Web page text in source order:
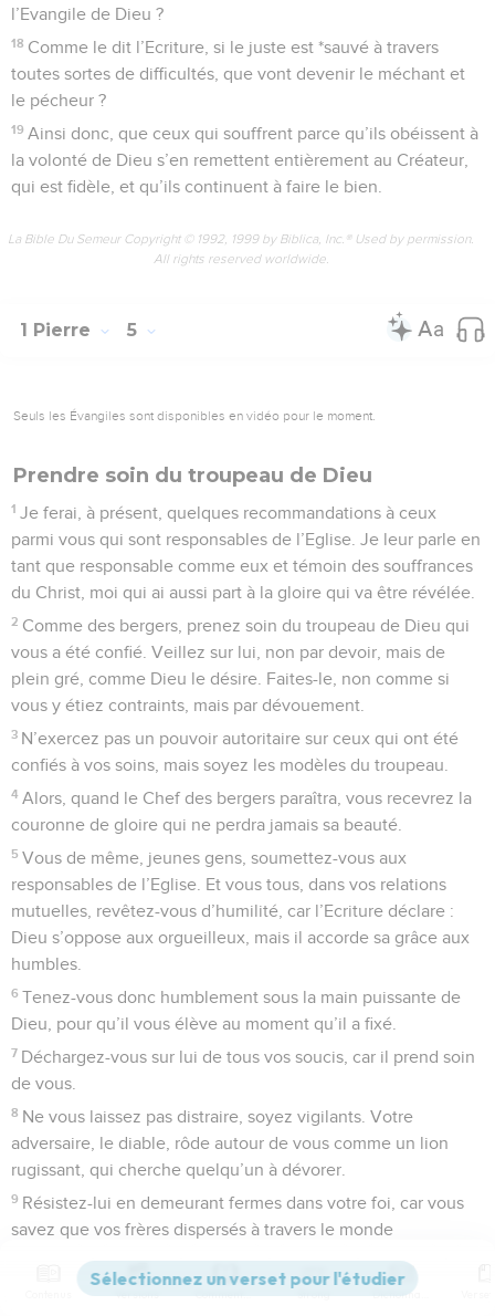
l’Evangile de Dieu ?
18 Comme le dit l’Ecriture, si le juste est *sauvé à travers
toutes sortes de difficultés, que vont devenir le méchant et
le pécheur ?
19 Ainsi donc, que ceux qui souffrent parce qu’ils obéissent à
la volonté de Dieu s’en remettent entièrement au Créateur,
qui est fidèle, et qu’ils continuent à faire le bien.
La Bible Du Semeur Copyright © 1992, 1999 by Biblica, Inc.® Used by permission.
All rights reserved worldwide.
1 Pierre 5
Seuls les Évangiles sont disponibles en vidéo pour le moment.
Prendre soin du troupeau de Dieu
1 Je ferai, à présent, quelques recommandations à ceux
parmi vous qui sont responsables de l’Eglise. Je leur parle en
tant que responsable comme eux et témoin des souffrances
du Christ, moi qui ai aussi part à la gloire qui va être révélée.
2 Comme des bergers, prenez soin du troupeau de Dieu qui
vous a été confié. Veillez sur lui, non par devoir, mais de
plein gré, comme Dieu le désire. Faites-le, non comme si
vous y étiez contraints, mais par dévouement.
3 N’exercez pas un pouvoir autoritaire sur ceux qui ont été
confiés à vos soins, mais soyez les modèles du troupeau.
4 Alors, quand le Chef des bergers paraîtra, vous recevrez la
couronne de gloire qui ne perdra jamais sa beauté.
5 Vous de même, jeunes gens, soumettez-vous aux
responsables de l’Eglise. Et vous tous, dans vos relations
mutuelles, revêtez-vous d’humilité, car l’Ecriture déclare :
Dieu s’oppose aux orgueilleux, mais il accorde sa grâce aux
humbles.
6 Tenez-vous donc humblement sous la main puissante de
Dieu, pour qu’il vous élève au moment qu’il a fixé.
7 Déchargez-vous sur lui de tous vos soucis, car il prend soin
de vous.
8 Ne vous laissez pas distraire, soyez vigilants. Votre
adversaire, le diable, rôde autour de vous comme un lion
rugissant, qui cherche quelqu’un à dévorer.
9 Résistez-lui en demeurant fermes dans votre foi, car vous
savez que vos frères dispersés à travers le monde
Mais quand vous aurez souffert un peu de temps, Dieu,
Versions Commentaires Strong